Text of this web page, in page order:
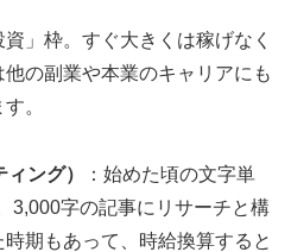
」枠。すぐ大きくは稼げなく
の副業や本業のキャリアにも
。
ング）
：始めた頃の文字単
3,000字の記事にリサーチと構
期もあって、時給換算すると